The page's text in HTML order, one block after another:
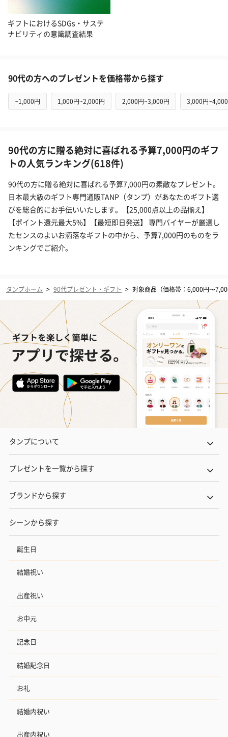
ギフトにおけるSDGs・サステ
ナビリティの意識調査結果
90代の方へのプレゼントを価格帯から探す
~1,000円 1,000円~2,000円 2,000円~3,000円 3,000円
90代の方に贈る絶対に喜ばれる予算7,000円のギフ
トの人気ランキング(618件)
90代の方に贈る絶対に喜ばれる予算7,000円の素敵なプレゼント。
日本最大級のギフト専門通販TANP（タンプ）があなたのギフト選
びを総合的にお手伝いいたします。【25,000点以上の品揃え】
【ポイント還元最大5%】【最短即日発送】 専門バイヤーが厳選し
たセンスのよいお洒落なギフトの中から、予算7,000円のものをラ
ンキングでご紹介。
タンプホーム > 90代プレゼント・ギフト > 対象商品（価格帯：6,000円〜
タンプについて
プレゼントを一覧から探す
ブランドから探す
シーンから探す
誕生日
結婚祝い
出産祝い
お中元
記念日
結婚記念日
お礼
結婚内祝い
出産内祝い